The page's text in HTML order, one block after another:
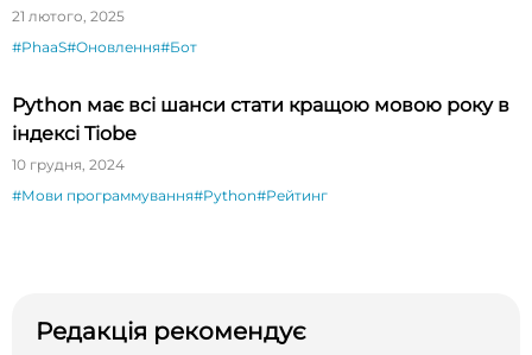
бренду
21 лютого, 2025
#PhaaS#Оновлення#Бот
Python має всі шанси стати кращою мовою року в
індексі Tiobe
10 грудня, 2024
#Мови программування#Python#Рейтинг
Редакція рекомендує